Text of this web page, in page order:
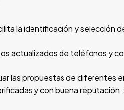
la identificación y selección
actualizados de teléfonos y
las propuestas de diferentes
y con buena